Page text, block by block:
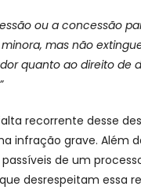
ou a concessão
mas não
quanto ao direito de
recorrente desse
infração grave. Além
de um
desrespeitam essa